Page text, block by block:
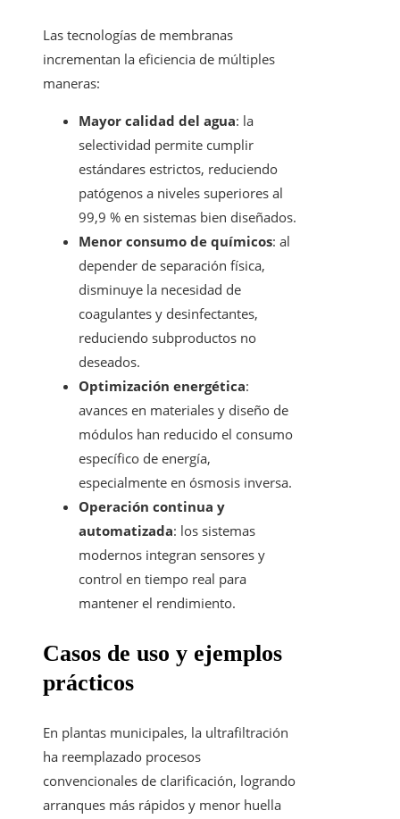
Las tecnologías de membranas
incrementan la eficiencia de múltiples
maneras:
Mayor calidad del agua: la
selectividad permite cumplir
estándares estrictos, reduciendo
patógenos a niveles superiores al
99,9 % en sistemas bien diseñados.
Menor consumo de químicos: al
depender de separación física,
disminuye la necesidad de
coagulantes y desinfectantes,
reduciendo subproductos no
deseados.
Optimización energética:
avances en materiales y diseño de
módulos han reducido el consumo
específico de energía,
especialmente en ósmosis inversa.
Operación continua y
automatizada: los sistemas
modernos integran sensores y
control en tiempo real para
mantener el rendimiento.
Casos de uso y ejemplos
prácticos
En plantas municipales, la ultrafiltración
ha reemplazado procesos
convencionales de clarificación, logrando
arranques más rápidos y menor huella